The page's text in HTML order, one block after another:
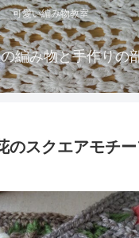
可愛い編み物教室
編み物と手作りの
のスクエアモチ